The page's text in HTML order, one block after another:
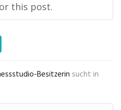
this post.
Besitzerin sucht in